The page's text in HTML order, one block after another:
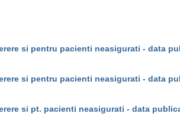
si pentru pacienti neasigurati - data
si pentru pacienti neasigurati - data
si pt. pacienti neasigurati - data